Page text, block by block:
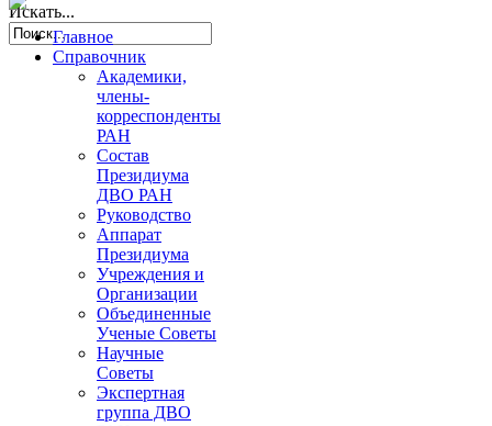
Искать...
Главное
Справочник
Академики,
члены-
корреспонденты
РАН
Состав
Президиума
ДВО РАН
Руководство
Аппарат
Президиума
Учреждения и
Организации
Объединенные
Ученые Советы
Научные
Советы
Экспертная
группа ДВО